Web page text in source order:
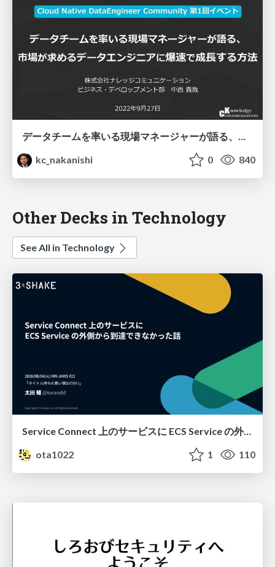
データチームを率いる現場マネージャーが語る、市場が求めるデータエンジニアに爆速で成長する方法
kc_nakanishi
0 840
Other Decks in Technology
See All in Technology
Service Connect 上のサービスに ECS Service の外側から到達できなかった話
ota1022
1 110